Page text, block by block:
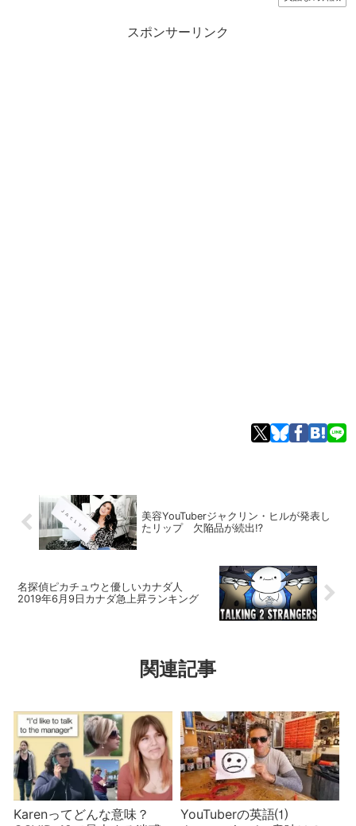
スポンサーリンク
美容YouTuberジャクリン・ヒルが発表し
たリップ 欠陥品が続出⁉︎
名探偵ピカチュウと優しいカナダ人
2019年6月9日カナダ急上昇ランキング
関連記事
Karenってどんな意味？
YouTuberの英語⑴